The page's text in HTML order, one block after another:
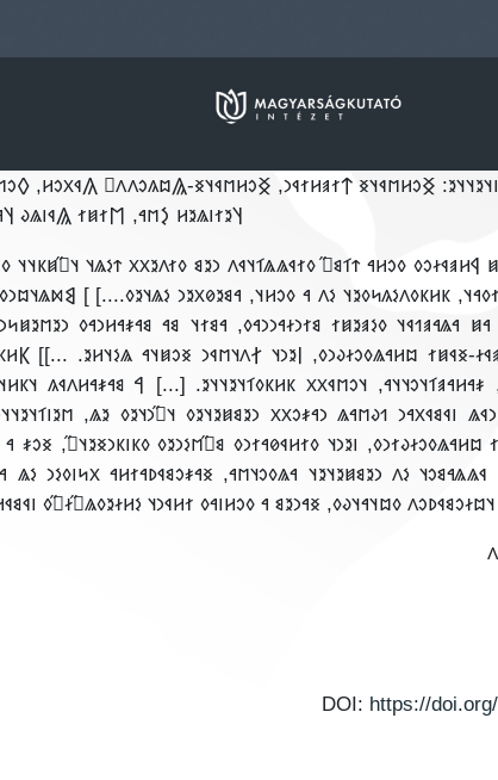
𐲖𐳪𐳍𐳛𐳤𐳤𐳸 𐲍𐳁𐳂𐳛𐳢, 𐲓𐳛𐳮𐳁𐳆 𐲀𐳦𐳦𐳐𐳖𐳀, 𐲘𐳀𐳓𐳛𐳖𐳇𐳐 𐲘𐳐𐳓𐳖𐳜𐳤, 𐲙𐳀𐳎
𐲋𐳮𐳀, 𐲮𐳐𐳯𐳐 𐲖𐳁𐳥𐳖𐳜 𐲦𐳀𐳘𐳁𐳤
𐳓𐳐𐳤𐳉𐳂𐳂 𐳄𐳋𐳖𐳦 𐳦𐳪̋𐳯𐳞𐳦𐳦 𐳓𐳐 𐳘𐳀𐳍𐳀 𐳉𐳖𐳋, 𐳘𐳐𐳙𐳦𐳏𐳛𐳎 𐳂𐳉𐳘𐳪𐳦𐳀𐳤𐳤𐳀
𐳥𐳉𐳙𐳦𐳒𐳉𐳐𐳙𐳓 𐳋𐳖𐳉𐳦𐳋𐳦, 𐳖𐳉𐳍𐳉𐳙𐳇𐳁𐳐𐳓𐳀𐳦,
[...
𐳥𐳉𐳢𐳮𐳉𐳤
𐳀𐳯 𐲁𐳢𐳠𐳁𐳇-𐳏𐳁𐳯, 𐳀𐳘𐳉𐳗 𐳀𐳯 𐳀𐳖𐳀𐳠𐳒𐳁𐳦 𐳓𐳋𐳠𐳉𐳯𐳐 𐳘𐳐𐳙𐳇𐳀𐳙𐳙𐳀𐳓,
𐳠𐳢𐳜𐳂𐳁𐳒𐳁𐳦, 𐳖𐳉𐳍𐳙𐳀𐳎𐳛𐳂𐳂 𐲁𐳢𐳠𐳁𐳇-𐳏𐳁𐳯𐳐 𐳪𐳢𐳀𐳖𐳓𐳛𐳇𐳜𐳙𐳓,
[...
𐳫𐳒
𐲁𐳢𐳠𐳁𐳇-𐳏𐳁𐳯, 𐳘𐳉𐳍- 𐳛̋𐳢𐳐𐳯𐳦𐳉,
[...]
𐳂𐳉. 𐲀𐳯 𐳉𐳖𐳘𐳫𐳖𐳦
𐳦𐳪̋𐳙𐳦𐳉𐳓 𐳉𐳖, 𐳮𐳉𐳥𐳑𐳦𐳉𐳦𐳦𐳋𐳓 𐳉𐳖 𐳛𐳢𐳥𐳁𐳍𐳪𐳓𐳀𐳦, 𐳙𐳉𐳘𐳯𐳉𐳦𐳐
𐳓𐳞𐳥𐳞𐳙𐳏𐳉𐳦𐳛̋, 𐳏𐳛𐳎 𐳀 𐳘𐳀𐳎𐳀𐳢𐳤𐳁𐳍 𐳘𐳉𐳍𐳛̋𐳢𐳐𐳯𐳦𐳉 𐳏𐳐𐳦𐳋𐳦,
𐳁𐳖𐳖𐳀𐳘𐳛𐳦 𐳋𐳤 𐳙𐳉𐳘𐳯𐳉𐳦𐳉𐳦 𐳀𐳖𐳓𐳛𐳦𐳮𐳀, 𐳏𐳀𐳎𐳛𐳘𐳁𐳚𐳀𐳐𐳢𐳀
𐳖𐳉𐳏𐳉𐳦 𐳙𐳉𐳘𐳆𐳀𐳓 𐳀 𐳦𐳪𐳇𐳛𐳘𐳁𐳚𐳛𐳤 𐳓𐳪𐳦𐳀𐳦𐳜𐳓, 𐳏𐳀𐳙𐳉𐳘 𐳀 𐳓𐳛𐳢𐳥𐳀𐳓
DOI: https://